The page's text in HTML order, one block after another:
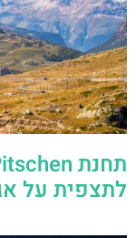
לתצפית על